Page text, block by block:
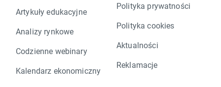
Artykuły edukacyjne
Analizy rynkowe
Codzienne webinary
Kalendarz ekonomiczny
Polityka prywatności
Polityka cookies
Aktualności
Reklamacje